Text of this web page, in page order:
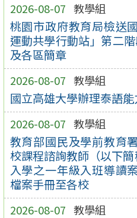
2026-08-07 教學組
桃園市政府教育局檢送
運動共學行動站」第二
及各區簡章
2026-08-07 教學組
國立高雄大學辦理泰語
2026-08-07 教學組
教育部國民及學前教育
校課程諮詢教師（以下
入學之一年級入班導讀
檔案手冊至各校
2026-08-07 教學組